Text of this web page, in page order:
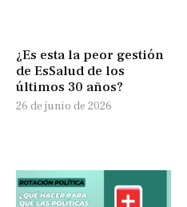
¿Es esta la peor gestión
de EsSalud de los
últimos 30 años?
26 de junio de 2026